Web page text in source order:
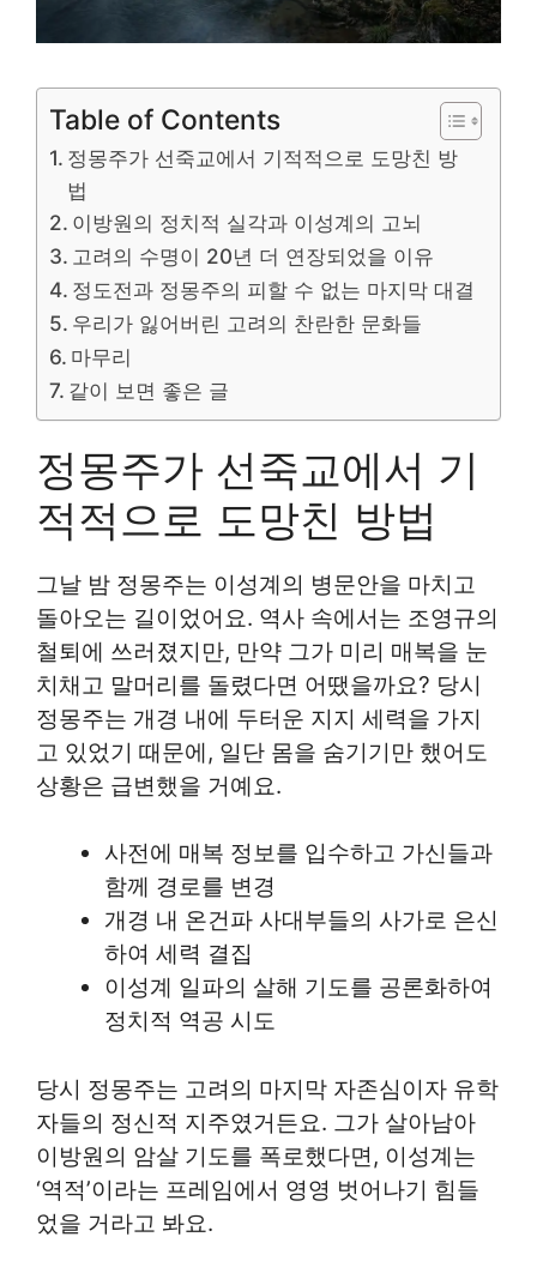
Table of Contents
정몽주가 선죽교에서 기적적으로 도망친 방
법
이방원의 정치적 실각과 이성계의 고뇌
고려의 수명이 20년 더 연장되었을 이유
정도전과 정몽주의 피할 수 없는 마지막 대결
우리가 잃어버린 고려의 찬란한 문화들
마무리
같이 보면 좋은 글
정몽주가 선죽교에서 기
적적으로 도망친 방법
그날 밤 정몽주는 이성계의 병문안을 마치고
돌아오는 길이었어요. 역사 속에서는 조영규의
철퇴에 쓰러졌지만, 만약 그가 미리 매복을 눈
치채고 말머리를 돌렸다면 어땠을까요? 당시
정몽주는 개경 내에 두터운 지지 세력을 가지
고 있었기 때문에, 일단 몸을 숨기기만 했어도
상황은 급변했을 거예요.
사전에 매복 정보를 입수하고 가신들과
함께 경로를 변경
개경 내 온건파 사대부들의 사가로 은신
하여 세력 결집
이성계 일파의 살해 기도를 공론화하여
정치적 역공 시도
당시 정몽주는 고려의 마지막 자존심이자 유학
자들의 정신적 지주였거든요. 그가 살아남아
이방원의 암살 기도를 폭로했다면, 이성계는
‘역적’이라는 프레임에서 영영 벗어나기 힘들
었을 거라고 봐요.